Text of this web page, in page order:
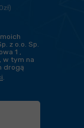
z o.o. Sp.
1 ,
w tym na
drogą